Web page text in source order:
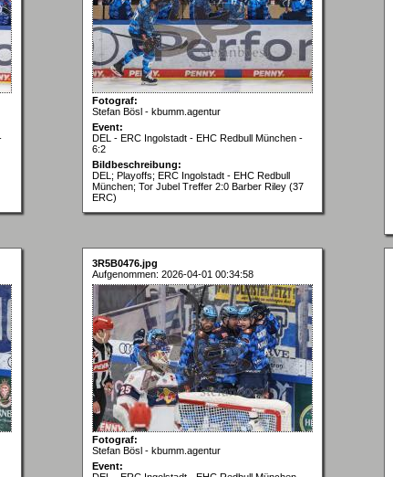
Fotograf:
Stefan Bösl - kbumm.agentur
Event:
DEL - ERC Ingolstadt - EHC Redbull München -
6:2
Bildbeschreibung:
DEL; Playoffs; ERC Ingolstadt - EHC Redbull
München; Tor Jubel Treffer 2:0 Barber Riley (37
ERC)
3R5B0476.jpg
Aufgenommen: 2026-04-01 00:34:58
Fotograf:
Stefan Bösl - kbumm.agentur
Event: